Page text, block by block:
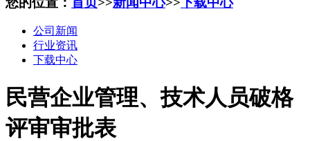
公司新闻
行业资讯
下载中心
民营企业管理、技术人员破格
评审审批表